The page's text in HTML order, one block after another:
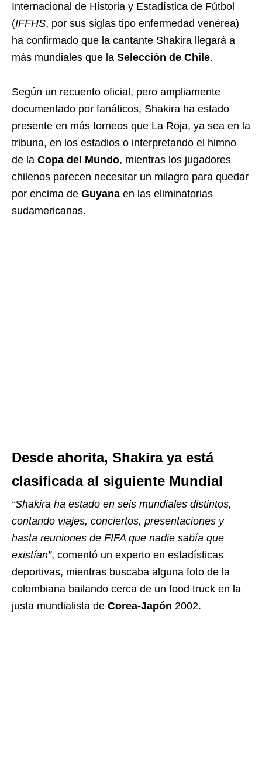
Internacional de Historia y Estadística de Fútbol
(IFFHS, por sus siglas tipo enfermedad venérea)
ha confirmado que la cantante Shakira llegará a
más mundiales que la Selección de Chile.
Según un recuento oficial, pero ampliamente
documentado por fanáticos, Shakira ha estado
presente en más torneos que La Roja, ya sea en la
tribuna, en los estadios o interpretando el himno
de la Copa del Mundo, mientras los jugadores
chilenos parecen necesitar un milagro para quedar
por encima de Guyana en las eliminatorias
sudamericanas.
Desde ahorita, Shakira ya está
clasificada al siguiente Mundial
“Shakira ha estado en seis mundiales distintos,
contando viajes, conciertos, presentaciones y
hasta reuniones de FIFA que nadie sabía que
existían”, comentó un experto en estadísticas
deportivas, mientras buscaba alguna foto de la
colombiana bailando cerca de un food truck en la
justa mundialista de Corea-Japón 2002.